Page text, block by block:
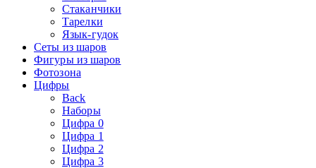
Стаканчики
Тарелки
Язык-гудок
Сеты из шаров
Фигуры из шаров
Фотозона
Цифры
Back
Наборы
Цифра 0
Цифра 1
Цифра 2
Цифра 3